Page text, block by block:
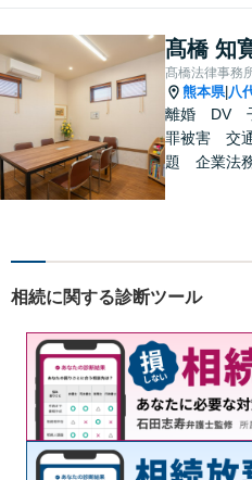
す。一人で
の人たちに
な生活」を
を持って日
んでまいり
髙橋 知
髙橋法律事務
熊本県| 八
離婚 DV
罪被害 交
題 企業
相続に関する診断ツール